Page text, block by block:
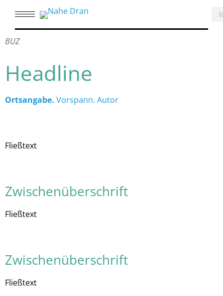
BUZ
Headline
Ortsangabe. Vorspann. Autor
Fließtext
Zwischenüberschrift
Fließtext
Zwischenüberschrift
Fließtext